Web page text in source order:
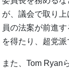
が、議会で取り
員の法案が前進
を得たり、超党派
また、Tom Ryan